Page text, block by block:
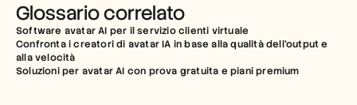
Glossario correlato
Software avatar AI per il servizio clienti virtuale
Confronta i creatori di avatar IA in base alla qualità dell'output e
alla velocità
Soluzioni per avatar AI con prova gratuita e piani premium